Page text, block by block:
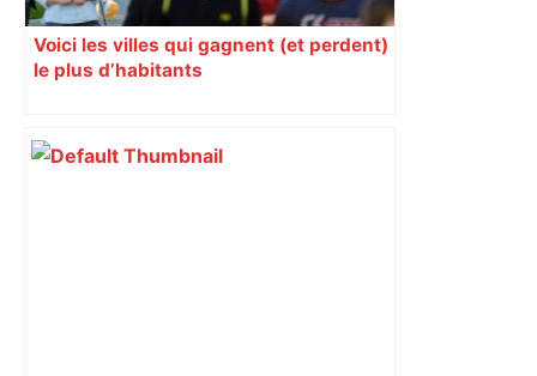
Voici les villes qui gagnent (et perdent)
le plus d’habitants